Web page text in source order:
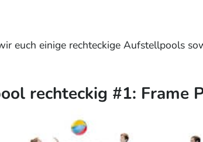
euch einige rechteckige Aufstellpools
rechteckig #1: Frame